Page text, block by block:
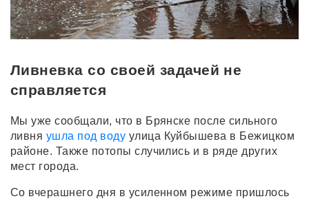
Ливневка со своей задачей не
справляется
Мы уже сообщали, что в Брянске после сильного
ливня ушла под воду улица Куйбышева в Бежицком
районе. Также потопы случились и в ряде других
мест города.
Со вчерашнего дня в усиленном режиме пришлось